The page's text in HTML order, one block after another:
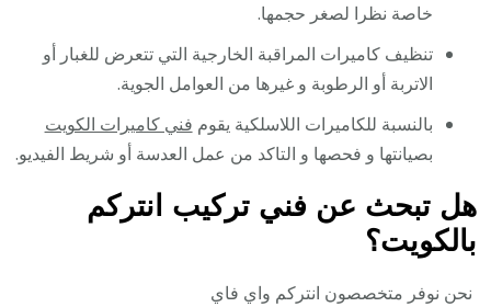
خاصة نظرا لصغر حجمها.
تنظيف كاميرات المراقبة الخارجية التي تتعرض للغبار أو
الاتربة أو الرطوبة و غيرها من العوامل الجوية.
بالنسبة للكاميرات اللاسلكية يقوم فني كاميرات الكويت
بصيانتها و فحصها و التاكد من عمل العدسة أو شريط الفيديو.
هل تبحث عن فني تركيب انتركم
بالكويت؟
نحن نوفر متخصصون انتركم واي فاي